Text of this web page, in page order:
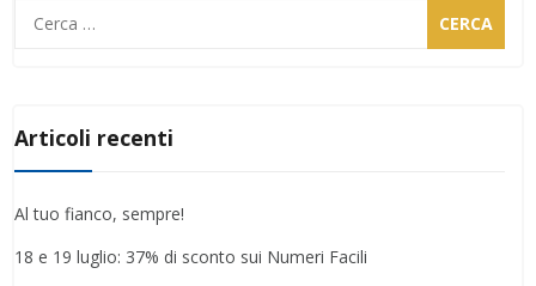
Articoli recenti
Al tuo fianco, sempre!
18 e 19 luglio: 37% di sconto sui Numeri Facili